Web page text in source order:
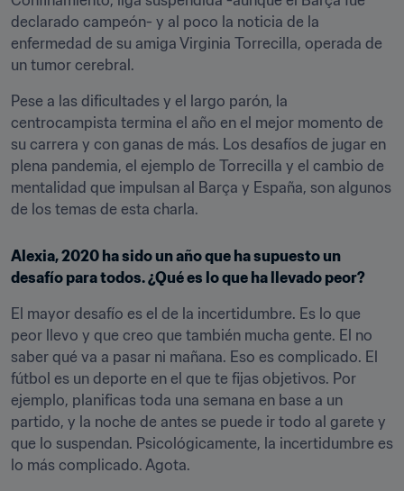
declarado campeón- y al poco la noticia de la
enfermedad de su amiga Virginia Torrecilla, operada de
un tumor cerebral.
Pese a las dificultades y el largo parón, la
centrocampista termina el año en el mejor momento de
su carrera y con ganas de más. Los desafíos de jugar en
plena pandemia, el ejemplo de Torrecilla y el cambio de
mentalidad que impulsan al Barça y España, son algunos
de los temas de esta charla.
Alexia, 2020 ha sido un año que ha supuesto un
desafío para todos. ¿Qué es lo que ha llevado peor?
El mayor desafío es el de la incertidumbre. Es lo que
peor llevo y que creo que también mucha gente. El no
saber qué va a pasar ni mañana. Eso es complicado. El
fútbol es un deporte en el que te fijas objetivos. Por
ejemplo, planificas toda una semana en base a un
partido, y la noche de antes se puede ir todo al garete y
que lo suspendan. Psicológicamente, la incertidumbre es
lo más complicado. Agota.